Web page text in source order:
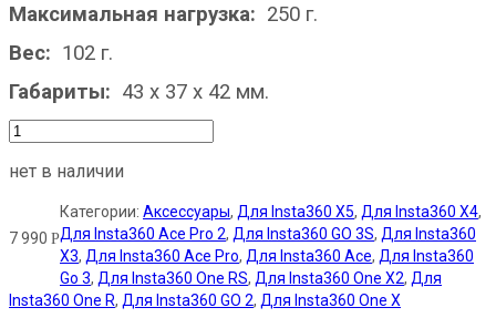
Максимальная нагрузка: 250 г.
Вес: 102 г.
Габариты: 43 х 37 х 42 мм.
нет в наличии
7 990 Р
Категории: Аксессуары, Для Insta360 X5, Для Insta360 X4,
Для Insta360 Ace Pro 2, Для Insta360 GO 3S, Для Insta360
X3, Для Insta360 Ace Pro, Для Insta360 Ace, Для Insta360
Go 3, Для Insta360 One RS, Для Insta360 One X2, Для
Insta360 One R, Для Insta360 GO 2, Для Insta360 One X